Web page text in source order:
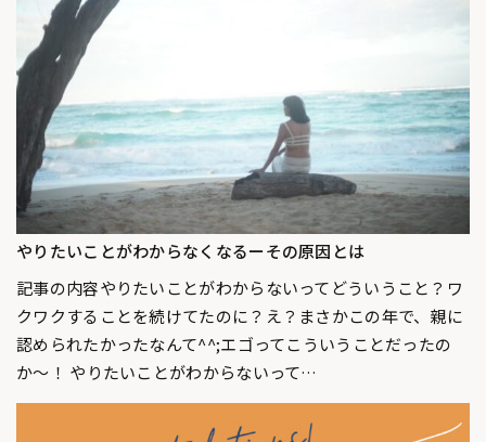
やりたいことがわからなくなるーその原因とは
記事の内容やりたいことがわからないってどういうこと？ワ
クワクすることを続けてたのに？え？まさかこの年で、親に
認められたかったなんて^^;エゴってこういうことだったの
か〜！ やりたいことがわからないって…